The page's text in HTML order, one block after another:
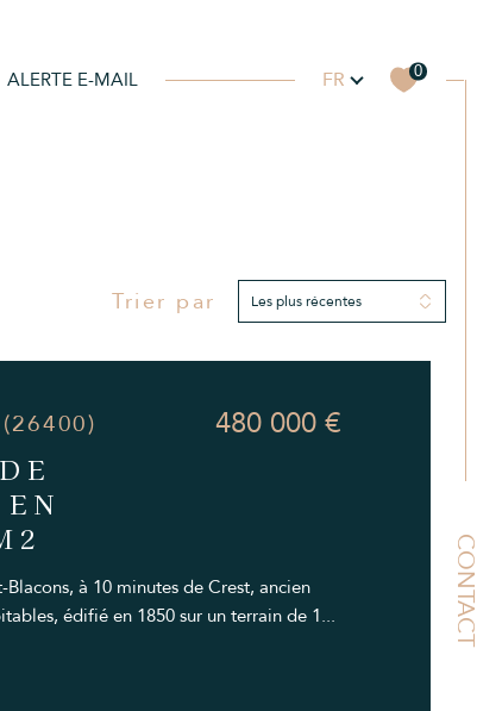
ALERTE E-MAIL Langue
FR 0
CONTACT
Filtrer
Réinitialiser les filtres
Trier par Les plus récentes
480 000 €
à 10 minutes de Crest, ancien
édifié en 1850 sur un terrain de 1...